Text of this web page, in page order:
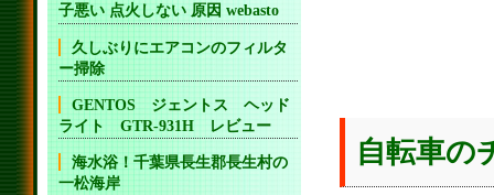
自転車の
子悪い 点火しない 原因 webasto
久しぶりにエアコンのフィルタ
ー掃除
GENTOS ジェントス ヘッド
ライト GTR-931H レビュー
海水浴！千葉県長生郡長生村の
一松海岸